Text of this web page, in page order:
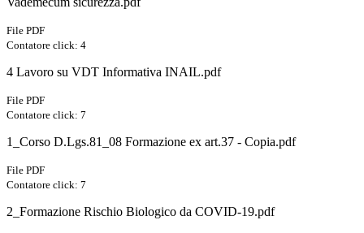
File PDF
Contatore click: 4
4 Lavoro su VDT Informativa INAIL.pdf
File PDF
Contatore click: 7
1_Corso D.Lgs.81_08 Formazione ex art.37 - Copia.pdf
File PDF
Contatore click: 7
2_Formazione Rischio Biologico da COVID-19.pdf